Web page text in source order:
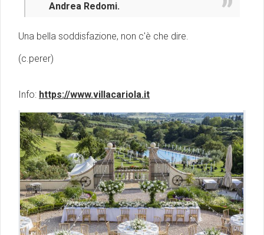
Andrea Redomi.
Una bella soddisfazione, non c'è che dire.
(c.perer)
Info: https://www.villacariola.it